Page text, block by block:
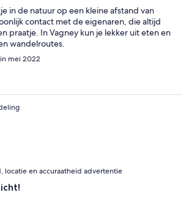
in de natuur op een kleine afstand van
contact met de eigenaren, die altijd
praatje. In Vagney kun je lekker uit eten en
wandelroutes.
mei 2022
locatie en accuraatheid advertentie